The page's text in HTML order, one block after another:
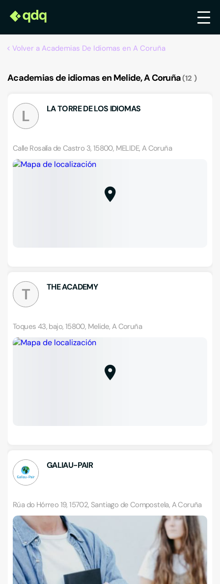
Volver a Academias De Idiomas en A Coruña
Academias de idiomas en Melide, A Coruña 12
L LA TORRE DE LOS IDIOMAS
Calle Rosalía de Castro 3, 15800, MELIDE, A Coruña
T THE ACADEMY
Toques 43, bajo, 15800, Melide, A Coruña
GALIAU-PAIR
Rúa do Hórreo 19, 15702, Santiago de Compostela, A Coruña